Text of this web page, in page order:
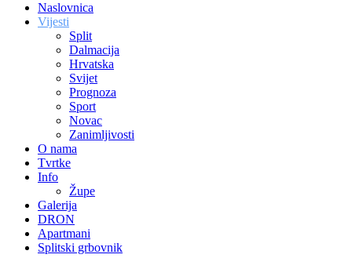
Naslovnica
Vijesti
Split
Dalmacija
Hrvatska
Svijet
Prognoza
Sport
Novac
Zanimljivosti
O nama
Tvrtke
Info
Župe
Galerija
DRON
Apartmani
Splitski grbovnik